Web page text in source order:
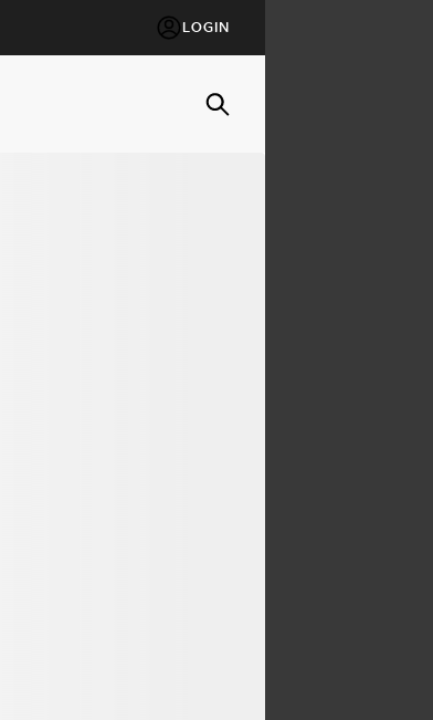
LOGIN